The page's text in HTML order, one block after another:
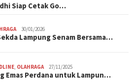
Siap Cetak Go…
30/01/2026
Lampung Senam Bersama…
, OLAHRAGA 27/11/2025
Emas Perdana untuk Lampun…